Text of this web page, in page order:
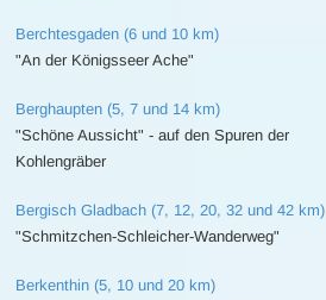
Berchtesgaden (6 und 10 km)
"An der Königsseer Ache"
Berghaupten (5, 7 und 14 km)
"Schöne Aussicht" - auf den Spuren der
Kohlengräber
Bergisch Gladbach (7, 12, 20, 32 und 42 km)
"Schmitzchen-Schleicher-Wanderweg"
Berkenthin (5, 10 und 20 km)